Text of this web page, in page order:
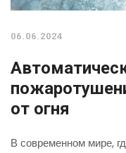
06.06.2024
от огня
В современном мире,